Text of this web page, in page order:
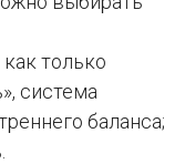
только
система
баланса;